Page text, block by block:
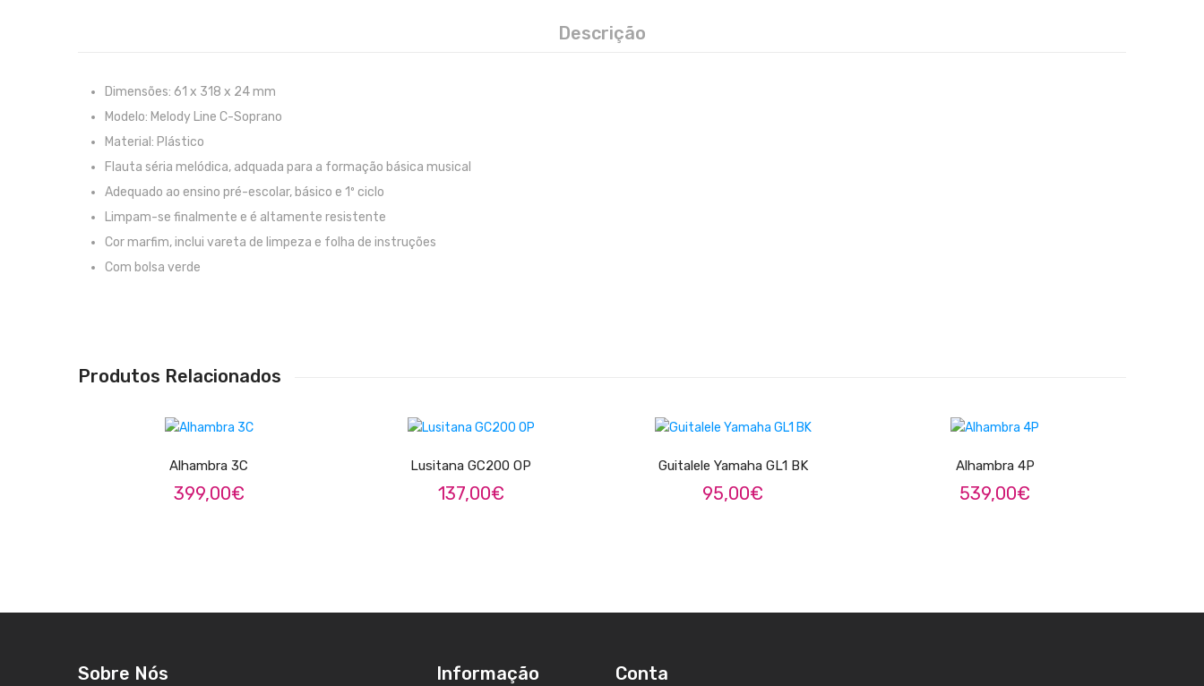
Descrição
Dimensões: 61 x 318 x 24 mm
Modelo: Melody Line C-Soprano
Material: Plástico
Flauta séria melódica, adquada para a formação básica musical
Adequado ao ensino pré-escolar, básico e 1º ciclo
Limpam-se finalmente e é altamente resistente
Cor marfim, inclui vareta de limpeza e folha de instruções
Com bolsa verde
Produtos Relacionados
Alhambra 3C
399,00€
Lusitana GC200 OP
137,00€
Guitalele Yamaha GL1 BK
95,00€
Alhambra 4P
539,00€
Sobre Nós Informação Conta